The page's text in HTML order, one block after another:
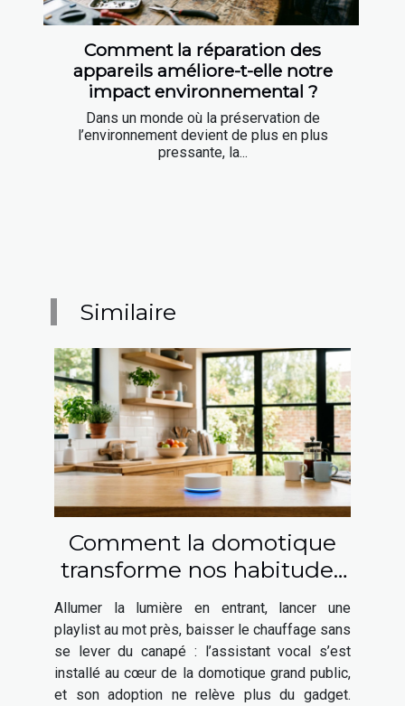
Comment la réparation des
appareils améliore-t-elle notre
impact environnemental ?
Dans un monde où la préservation de
l’environnement devient de plus en plus
pressante, la...
Similaire
Comment la domotique
transforme nos habitudes
avec les assistants vocaux
Allumer la lumière en entrant, lancer une
playlist au mot près, baisser le chauffage sans
se lever du canapé : l’assistant vocal s’est
installé au cœur de la domotique grand public,
et son adoption ne relève plus du gadget.